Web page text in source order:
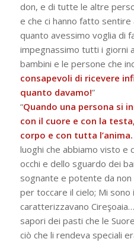
don, e di tutte le altre
e che ci hanno fatto sentire
quanto avessimo voglia di
impegnassimo tutti i giorni
bambini e le persone che
consapevoli di ricevere
quanto davamo!”
“Quando una persona si
con il cuore e con la
corpo e con tutta l’anima.
luoghi che abbiamo visto e
occhi e dello sguardo dei
sognante e potente da
per toccare il cielo; Mi sono
caratterizzavano
sapori dei pasti che le
ciò che li rendeva speciali